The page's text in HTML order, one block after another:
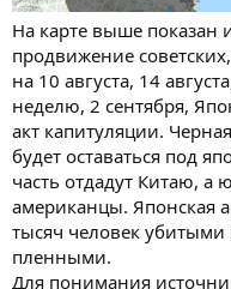
На карте выше показан
продвижение
на 10 августа, 14
неделю, 2 сентября,
акт капитуляции.
будет оставаться под
часть отдадут Китаю, а
американцы. Японская
тысяч человек
пленными.
Для понимания